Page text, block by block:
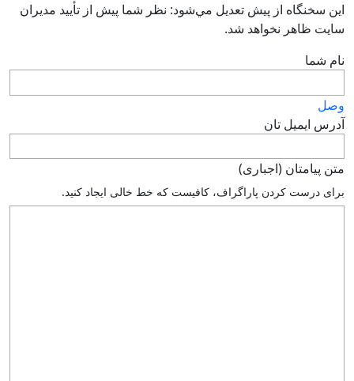
اين سخنگاه از پيش تعديل مي‌شود: نظر شما پيش از تأييد مديران
سايت ظاهر نخواهد شد.
نام شما
وصل
آدرس ايميل تان
متن پيامتان (اجباری)
براى درست كردن پاراگراف، كافيست كه خط خالى ايجاد كنيد.